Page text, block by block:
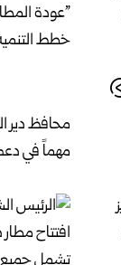
محافظ دير
مهماً في